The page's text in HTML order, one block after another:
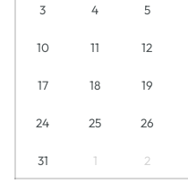
3 4 5
10 11 12
17 18 19
24 25 26
31 1 2